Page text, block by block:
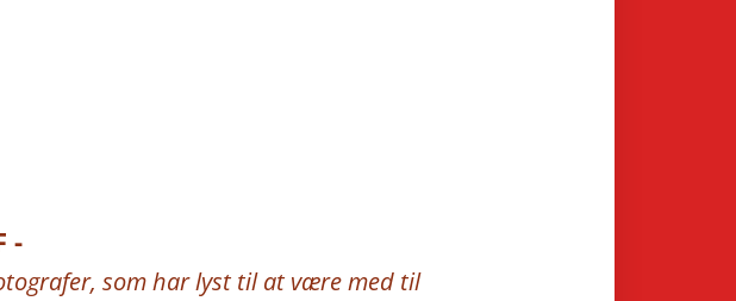
-
som har lyst til at være med til